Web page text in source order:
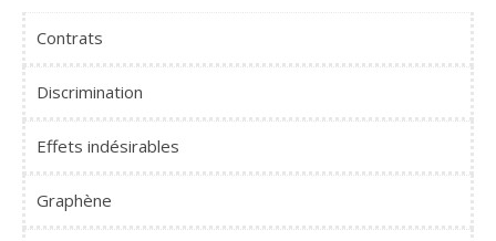
Contrats
Discrimination
Effets indésirables
Graphène